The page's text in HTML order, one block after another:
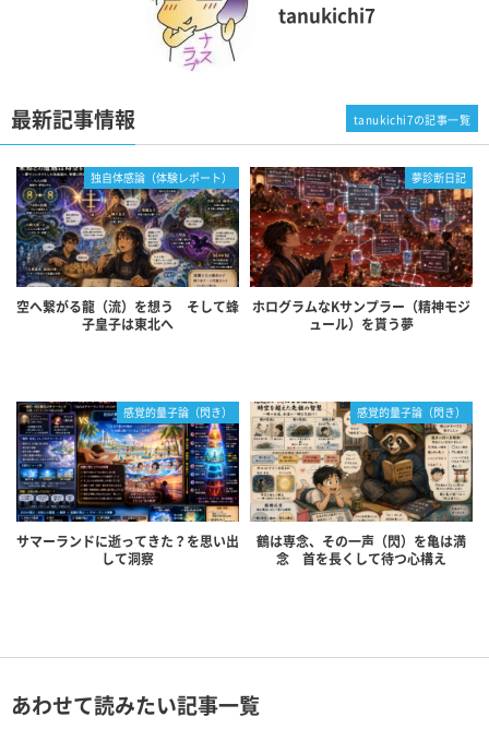
tanukichi7
最新記事情報
独自体感論（体験レポート）
空へ繋がる龍（流）を想う そして蜂
子皇子は東北へ
夢診断日記
ホログラムなKサンプラー（精神モジ
ュール）を貰う夢
感覚的量子論（閃き）
サマーランドに逝ってきた？を思い出
して洞察
感覚的量子論（閃き）
鶴は専念、その一声（閃）を亀は満
念 首を長くして待つ心構え
tanukichi7の記事一覧
あわせて読みたい記事一覧